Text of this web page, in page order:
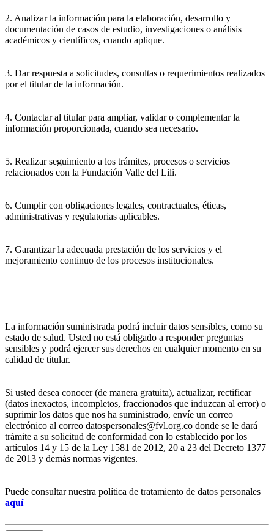
2. Analizar la información para la elaboración, desarrollo y
documentación de casos de estudio, investigaciones o análisis
académicos y científicos, cuando aplique.
3. Dar respuesta a solicitudes, consultas o requerimientos realizados
por el titular de la información.
4. Contactar al titular para ampliar, validar o complementar la
información proporcionada, cuando sea necesario.
5. Realizar seguimiento a los trámites, procesos o servicios
relacionados con la Fundación Valle del Lili.
6. Cumplir con obligaciones legales, contractuales, éticas,
administrativas y regulatorias aplicables.
7. Garantizar la adecuada prestación de los servicios y el
mejoramiento continuo de los procesos institucionales.
La información suministrada podrá incluir datos sensibles, como su
estado de salud. Usted no está obligado a responder preguntas
sensibles y podrá ejercer sus derechos en cualquier momento en su
calidad de titular.
Si usted desea conocer (de manera gratuita), actualizar, rectificar
(datos inexactos, incompletos, fraccionados que induzcan al error) o
suprimir los datos que nos ha suministrado, envíe un correo
electrónico al correo datospersonales@fvl.org.co donde se le dará
trámite a su solicitud de conformidad con lo establecido por los
artículos 14 y 15 de la Ley 1581 de 2012, 20 a 23 del Decreto 1377
de 2013 y demás normas vigentes.
Puede consultar nuestra política de tratamiento de datos personales
aquí